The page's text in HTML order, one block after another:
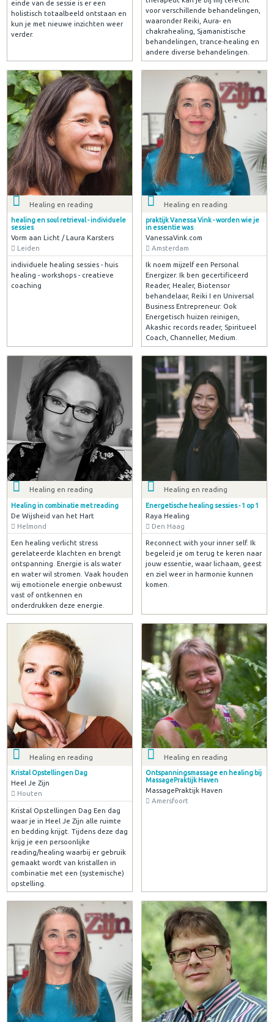
einde van de sessie is er een
holistisch totaalbeeld ontstaan en
kun je met nieuwe inzichten weer
verder.
voor verschillende behandelingen,
waaronder Reiki, Aura- en
chakrahealing, Sjamanistische
behandelingen, trance-healing en
andere diverse behandelingen.
Healing en reading
healing en soul retrieval - individuele
sessies
Vorm aan Licht / Laura Karsters
Leiden
individuele healing sessies - huis
healing - workshops - creatieve
coaching
Healing en reading
praktijk Vanessa Vink - worden wie je
in essentie was
VanessaVink.com
Amsterdam
Ik noem mijzelf een Personal
Energizer. Ik ben gecertificeerd
Reader, Healer, Biotensor
behandelaar, Reiki I en Universal
Business Entrepreneur. Ook
Energetisch huizen reinigen,
Akashic records reader, Spiritueel
Coach, Channeller, Medium.
Healing en reading
Healing in combinatie met reading
De Wijsheid van het Hart
Helmond
Een healing verlicht stress
gerelateerde klachten en brengt
ontspanning. Energie is als water
en water wil stromen. Vaak houden
wij emotionele energie onbewust
vast of ontkennen en
onderdrukken deze energie.
Healing en reading
Energetische healing sessies - 1 op 1
Raya Healing
Den Haag
Reconnect with your inner self. Ik
begeleid je om terug te keren naar
jouw essentie, waar lichaam, geest
en ziel weer in harmonie kunnen
komen.
Healing en reading
Kristal Opstellingen Dag
Heel Je Zijn
Houten
Kristal Opstellingen Dag Een dag
waar je in Heel Je Zijn alle ruimte
en bedding krijgt. Tijdens deze dag
krijg je een persoonlijke
reading/healing waarbij er gebruik
gemaakt wordt van kristallen in
combinatie met een (systemische)
opstelling.
Healing en reading
Ontspanningsmassage en healing bij
MassagePraktijk Haven
MassagePraktijk Haven
Amersfoort